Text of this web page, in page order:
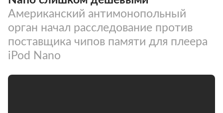
Американский антимонопольный
орган начал расследование против
поставщика чипов памяти для плеера
iPod Nano